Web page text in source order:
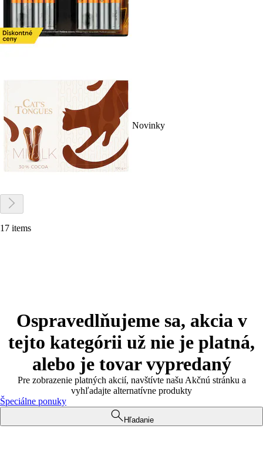
Novinky
17 items
Ospravedlňujeme sa, akcia v
tejto kategórii už nie je platná,
alebo je tovar vypredaný
Pre zobrazenie platných akcií, navštívte našu Akčnú stránku a
vyhľadajte alternatívne produkty
Špeciálne ponuky
Hľadanie